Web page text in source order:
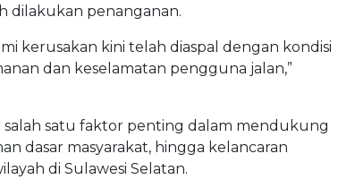
dilakukan penanganan.
kerusakan kini telah diaspal dengan kondisi
dan keselamatan pengguna jalan,”
satu faktor penting dalam mendukung
dasar masyarakat, hingga kelancaran
di Sulawesi Selatan.